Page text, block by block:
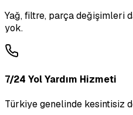
Yağ, filtre, parça değişimleri
yok.
7/24 Yol Yardım Hizmeti
Türkiye genelinde kesintisiz